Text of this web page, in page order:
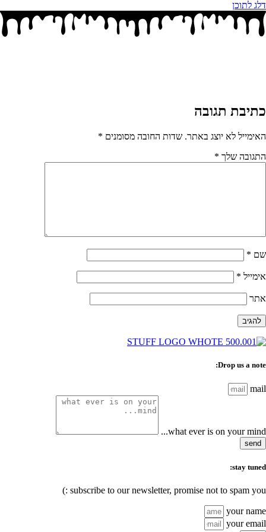
דלג לתוכן
כתיבת תגובה
האימייל לא יוצג באתר. שדות החובה מסומנים *
התגובה שלך *
שם *
אימייל *
אתר
Drop us a note:
mail
what ever is on your mind...
send
stay tuned:
subscribe to our newsletter, promise not to spam you :)
your name
your email